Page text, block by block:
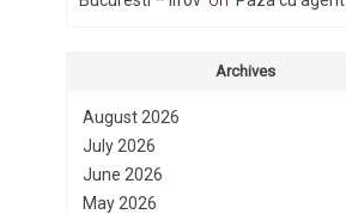
Archives
August 2026
July 2026
June 2026
May 2026